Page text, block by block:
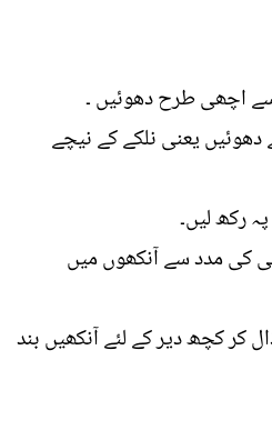
اچھی طرح دھوئیں ۔
یعنی نلکے کے نیچے
رکھ لیں۔
کی مدد سے آنکھوں میں
کر کچھ دیر کے لئے آنکھیں بند